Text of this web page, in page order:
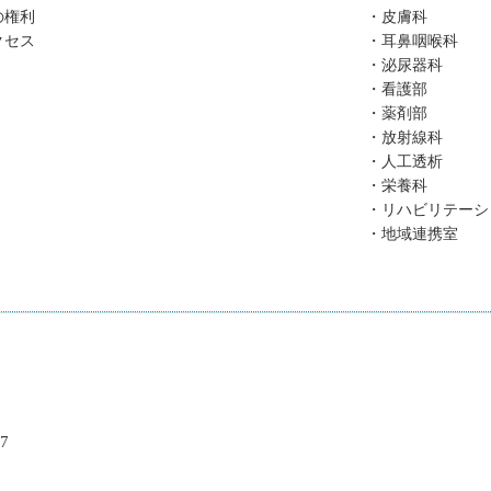
利
ス
皮膚科
耳鼻咽喉科
泌尿器科
看護部
薬剤部
放射線科
人工透析
栄養科
リハビリテー
地域連携室